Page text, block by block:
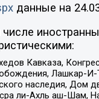
данные на
Кавказа,
Лашкар-
наследия, Дом
ли-Ахль аш-Шам,